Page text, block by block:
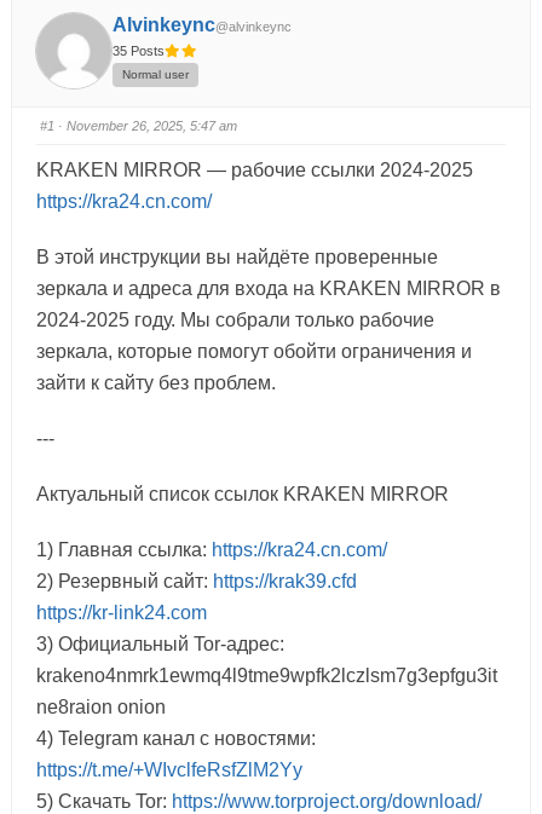
Alvinkeync@alvinkeync
35 Posts
Normal user
#1 · November 26, 2025, 5:47 am
KRAKEN MIRROR — рабочие ссылки 2024-2025
https://kra24.cn.com/
В этой инструкции вы найдёте проверенные
зеркала и адреса для входа на KRAKEN MIRROR в
2024-2025 году. Мы собрали только рабочие
зеркала, которые помогут обойти ограничения и
зайти к сайту без проблем.
---
Актуальный список ссылок KRAKEN MIRROR
1) Главная ссылка: https://kra24.cn.com/
2) Резервный сайт: https://krak39.cfd
https://kr-link24.com
3) Официальный Tor-адрес:
krakeno4nmrk1ewmq4l9tme9wpfk2lczlsm7g3epfgu3it
ne8raion onion
4) Telegram канал с новостями:
https://t.me/+WIvclfeRsfZlM2Yy
5) Скачать Tor: https://www.torproject.org/download/